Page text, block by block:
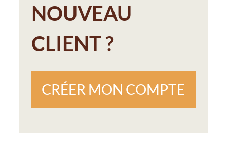
NOUVEAU
CLIENT ?
CRÉER MON COMPTE